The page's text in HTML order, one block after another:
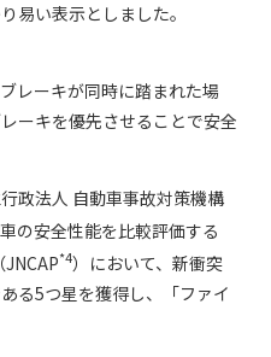
易い表示としました。
レーキが同時に踏まれた場
ーキを優先させることで安全
政法人 自動車事故対策機構
の安全性能を比較評価する
*4）において、新衝突
る5つ星を獲得し、「ファイ